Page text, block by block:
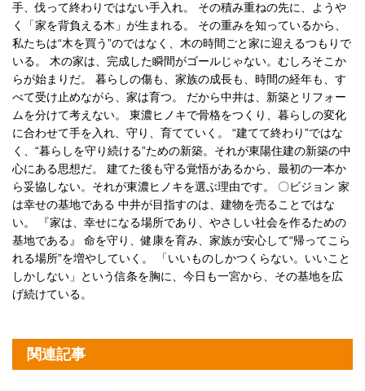
手、伐って終わりではない手入れ。 その積み重ねの先に、ようや
く「家を背負える木」が生まれる。 その重みを知っているから、
私たちは“木を買う”のではなく、木の時間ごと家に迎えるつもりで
いる。 木の家は、完成した瞬間がゴールじゃない。むしろそこか
らが始まりだ。 暮らしの傷も、家族の成長も、時間の経年も、す
べて受け止めながら、家は育つ。 だから中井は、新築とリフォー
ムを分けて考えない。 東濃ヒノキで骨格をつくり、暮らしの変化
に合わせて手を入れ、守り、育てていく。 “建てて終わり”ではな
く、“暮らしを守り続ける”ための新築。それが東陽住建の新築の中
心にある思想だ。 建てた後も守る覚悟があるから、最初の一本か
ら妥協しない。それが東濃ヒノキを選ぶ理由です。 〇ビジョン 家
は幸せの基地である 中井が目指すのは、建物を売ることではな
い。 『家は、幸せになる場所であり、やさしい社会を作るための
基地である』 命を守り、健康を育み、家族が安心して“帰ってこら
れる場所”を増やしていく。 「いいものしかつくらない。いいこと
しかしない」という信条を胸に、今日も一宮から、その基地を広
げ続けている。
関連記事